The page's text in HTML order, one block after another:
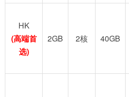
HK
(高端首
选)
2GB 2核 40GB